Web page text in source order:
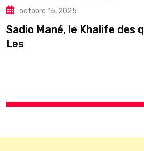
octobre 15, 2025
Sadio Mané, le Khalife des
Les